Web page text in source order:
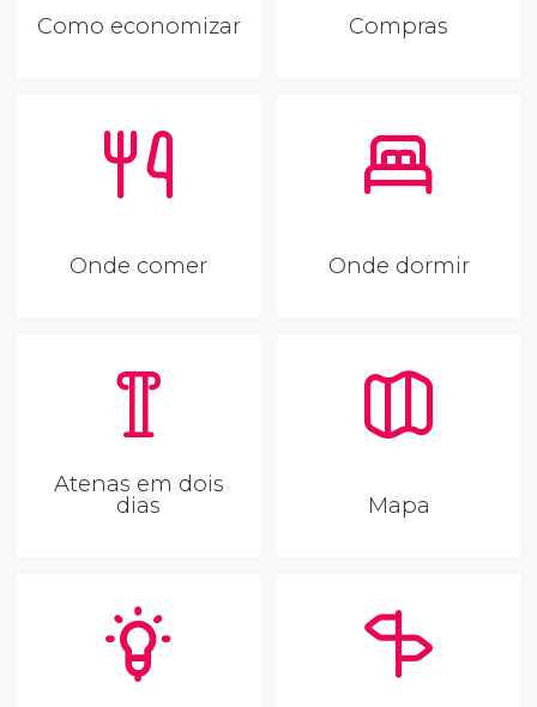
Como economizar Compras
Onde comer Onde dormir
Atenas em dois
dias Mapa